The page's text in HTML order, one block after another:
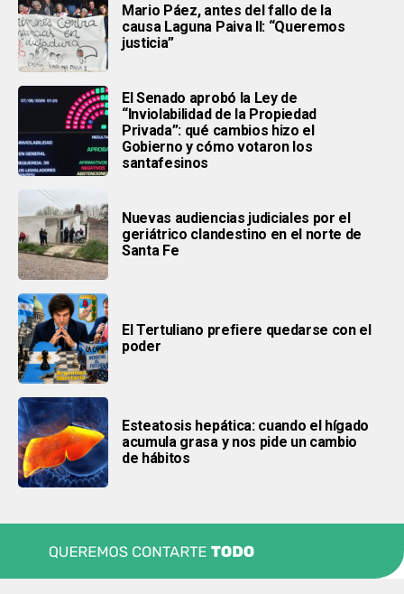
Mario Páez, antes del fallo de la
causa Laguna Paiva II: “Queremos
justicia”
El Senado aprobó la Ley de
“Inviolabilidad de la Propiedad
Privada”: qué cambios hizo el
Gobierno y cómo votaron los
santafesinos
Nuevas audiencias judiciales por el
geriátrico clandestino en el norte de
Santa Fe
El Tertuliano prefiere quedarse con el
poder
Esteatosis hepática: cuando el hígado
acumula grasa y nos pide un cambio
de hábitos